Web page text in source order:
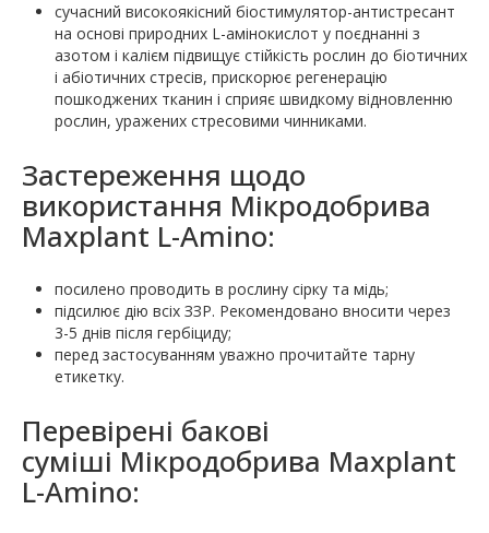
сучасний високоякісний біостимулятор-антистресант
на основі природних L-амінокислот у поєднанні з
азотом і калієм підвищує стійкість рослин до біотичних
і абіотичних стресів, прискорює регенерацію
пошкоджених тканин і сприяє швидкому відновленню
рослин, уражених стресовими чинниками.
Застереження щодо
використання Мікродобрива
Maxplant L-Amino:
посилено проводить в рослину сірку та мідь;
підсилює дію всіх ЗЗР. Рекомендовано вносити через
3-5 днів після гербіциду;
перед застосуванням уважно прочитайте тарну
етикетку.
Перевірені бакові
суміші Мікродобрива Maxplant
L-Amino: